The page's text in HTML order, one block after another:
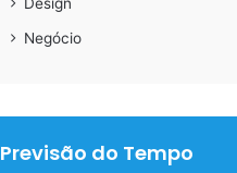
Negócio
Previsão do Tempo